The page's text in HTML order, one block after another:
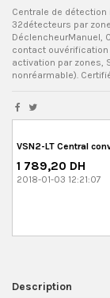
Centrale de
32détecteurs par
DéclencheurManuel,
contact
activation par zones,
nonréarmable).
VSN2-LT Central
1 789,20 DH
2018-01-03 12:21:07
Description